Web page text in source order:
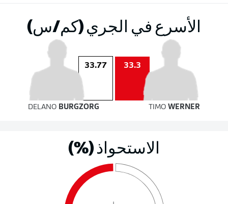
الأسرع في الجري (كم/س)
33.3
33.77
DELANO BURGZORG TIMO WERNER
الاستحواذ (%)